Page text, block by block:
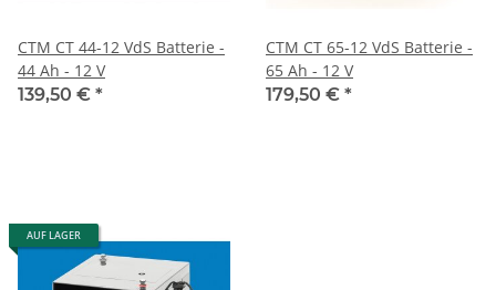
CTM CT 44-12 VdS Batterie -
44 Ah - 12 V
139,50 € *
CTM CT 65-12 VdS Batterie -
65 Ah - 12 V
179,50 € *
AUF LAGER